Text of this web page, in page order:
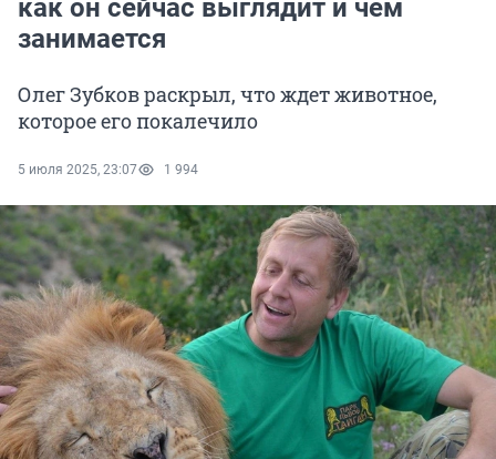
как он сейчас выглядит и чем
занимается
Олег Зубков раскрыл, что ждет животное,
которое его покалечило
5 июля 2025, 23:07 1 994